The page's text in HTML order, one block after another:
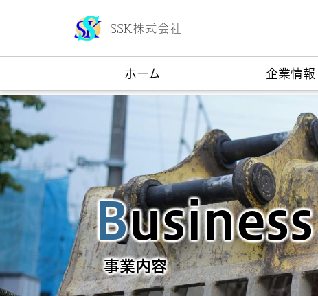
SSK株式会社
ホーム 企業情報
Business
事業内容